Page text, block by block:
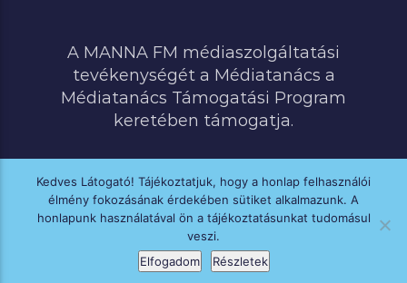
A MANNA FM médiaszolgáltatási
tevékenységét a Médiatanács a
Médiatanács Támogatási Program
keretében támogatja.
MINDEN JOG FENNTARTVA © 2020 MANNA FM
Kedves Látogató! Tájékoztatjuk, hogy a honlap felhasználói
élmény fokozásának érdekében sütiket alkalmazunk. A
honlapunk használatával ön a tájékoztatásunkat tudomásul
veszi.
Elfogadom
Részletek